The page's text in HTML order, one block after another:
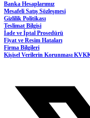
Banka Hesaplarımız
Mesafeli Satış Sözleşmesi
Gizlilik Politikası
Teslimat Bilgisi
İade ve İptal Prosedürü
Fiyat ve Resim Hataları
Firma Bilgileri
Kişisel Verilerin Korunması